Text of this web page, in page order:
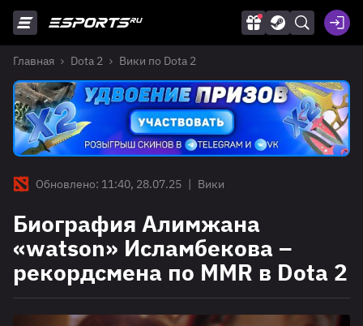
Главная Dota 2 Вики по Dota 2
Обновлено: 11:40, 28.07.25 | Вики
Биография Алимжана
«watson» Исламбекова –
рекордсмена по MMR в Dota 2